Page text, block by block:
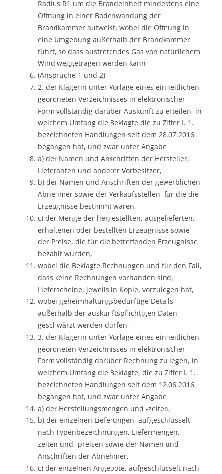
Radius R1 um die Brandeinheit mindestens eine
Öffnung in einer Bodenwandung der
Brandkammer aufweist, wobei die Öffnung in
eine Umgebung außerhalb der Brandkammer
führt, so dass austretendes Gas von natürlichem
Wind weggetragen werden kann
(Ansprüche 1 und 2),
2. der Klägerin unter Vorlage eines einheitlichen,
geordneten Verzeichnisses in elektronischer
Form vollständig darüber Auskunft zu erteilen, in
welchem Umfang die Beklagte die zu Ziffer I. 1.
bezeichneten Handlungen seit dem 28.07.2016
begangen hat, und zwar unter Angabe
a) der Namen und Anschriften der Hersteller,
Lieferanten und anderer Vorbesitzer,
b) der Namen und Anschriften der gewerblichen
Abnehmer sowie der Verkaufsstellen, für die die
Erzeugnisse bestimmt waren,
c) der Menge der hergestellten, ausgelieferten,
erhaltenen oder bestellten Erzeugnisse sowie
der Preise, die für die betreffenden Erzeugnisse
bezahlt wurden,
wobei die Beklagte Rechnungen und für den Fall,
dass keine Rechnungen vorhanden sind,
Lieferscheine, jeweils in Kopie, vorzulegen hat,
wobei geheimhaltungsbedürftige Details
außerhalb der auskunftspflichtigen Daten
geschwärzt werden dürfen,
3. der Klägerin unter Vorlage eines einheitlichen,
geordneten Verzeichnisses in elektronischer
Form vollständig darüber Rechnung zu legen, in
welchem Umfang die Beklagte, die zu Ziffer I. 1.
bezeichneten Handlungen seit dem 12.06.2016
begangen hat, und zwar unter Angabe
a) der Herstellungsmengen und -zeiten,
b) der einzelnen Lieferungen, aufgeschlüsselt
nach Typenbezeichnungen, Liefermengen, -
zeiten und -preisen sowie der Namen und
Anschriften der Abnehmer,
c) der einzelnen Angebote, aufgeschlüsselt nach